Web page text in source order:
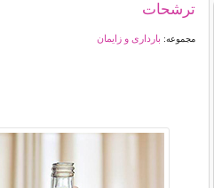
ترشحات
مجموعه: بارداری و زایمان